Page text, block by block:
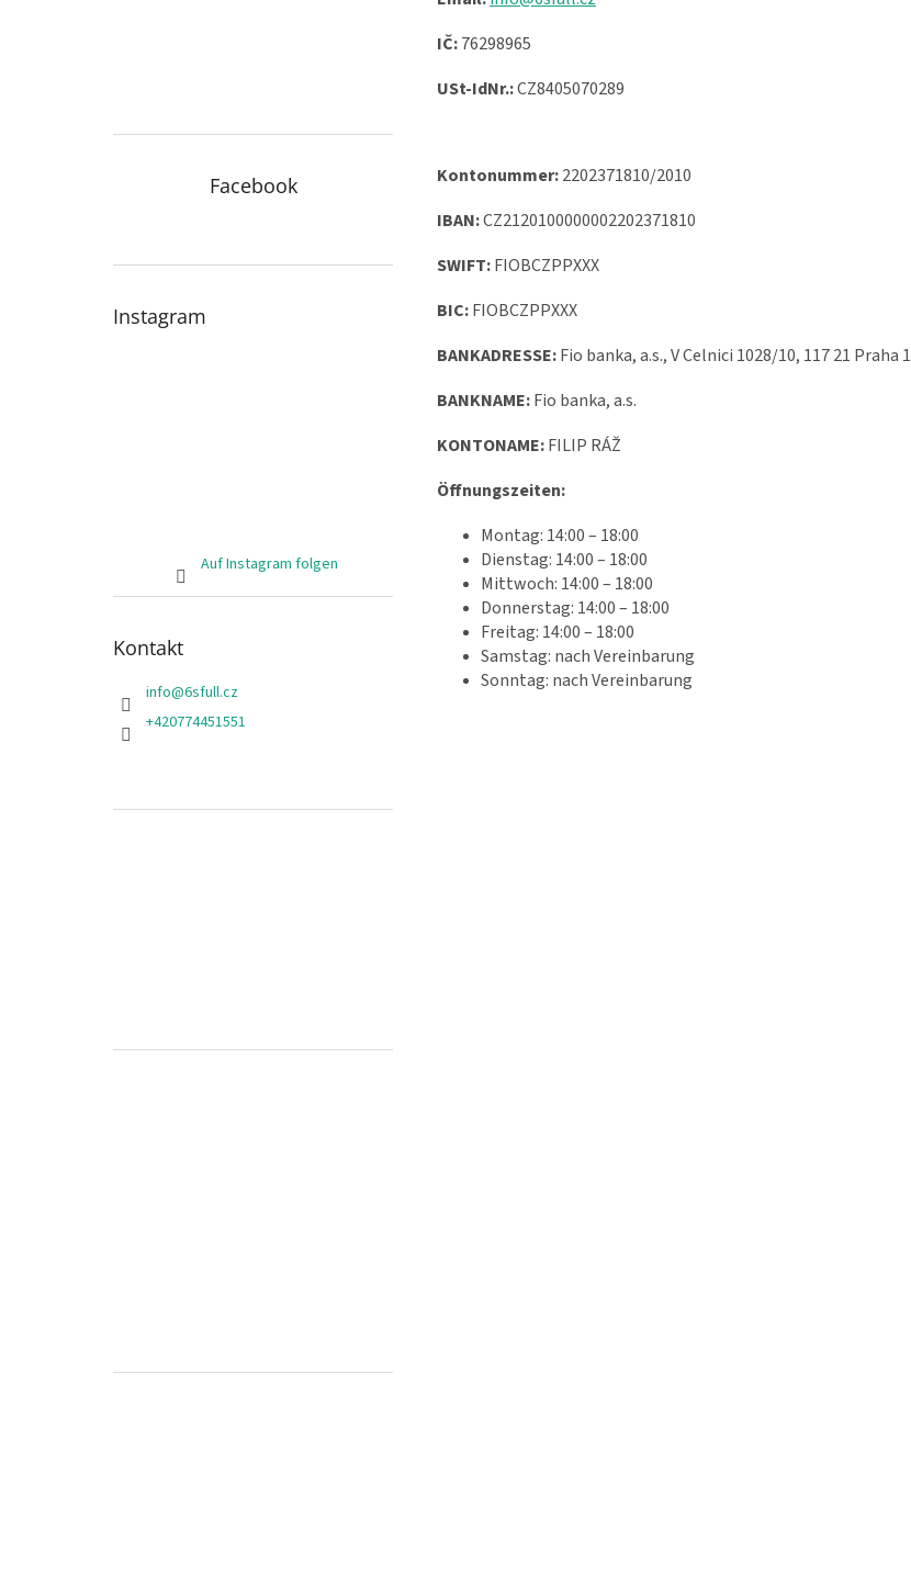
Facebook
Instagram
Auf Instagram folgen
Kontakt
info@6sfull.cz
+420774451551
IČ:76298965
USt-IdNr.:CZ8405070289
Kontonummer:2202371810/2010
IBAN:CZ2120100000002202371810
SWIFT:FIOBCZPPXXX
BIC:FIOBCZPPXXX
BANKADRESSE:Fio banka, a.s., V Celnici 1028/10, 117 21 Praha 1
BANKNAME:Fio banka, a.s.
KONTONAME:FILIP RÁŽ
Öffnungszeiten:
Montag: 14:00 – 18:00
Dienstag: 14:00 – 18:00
Mittwoch: 14:00 – 18:00
Donnerstag: 14:00 – 18:00
Freitag: 14:00 – 18:00
Samstag: nach Vereinbarung
Sonntag: nach Vereinbarung